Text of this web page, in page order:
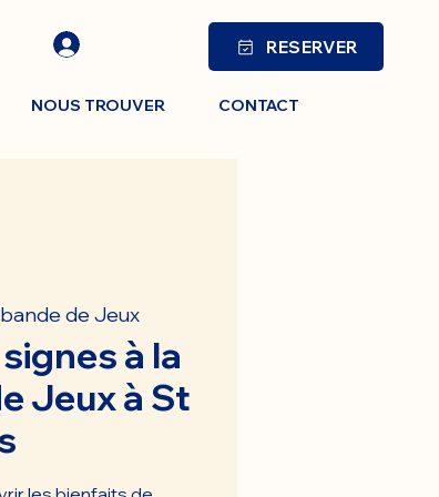
RESERVER
NOUS TROUVER CONTACT
de Jeux
à la
Jeux à St